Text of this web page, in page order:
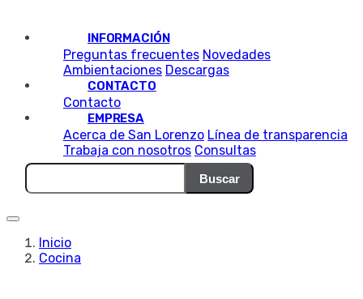
INFORMACIÓN
Preguntas frecuentes Novedades
Ambientaciones Descargas
CONTACTO
Contacto
EMPRESA
Acerca de San Lorenzo Línea de transparencia
Trabaja con nosotros Consultas
Buscar
Inicio
Cocina